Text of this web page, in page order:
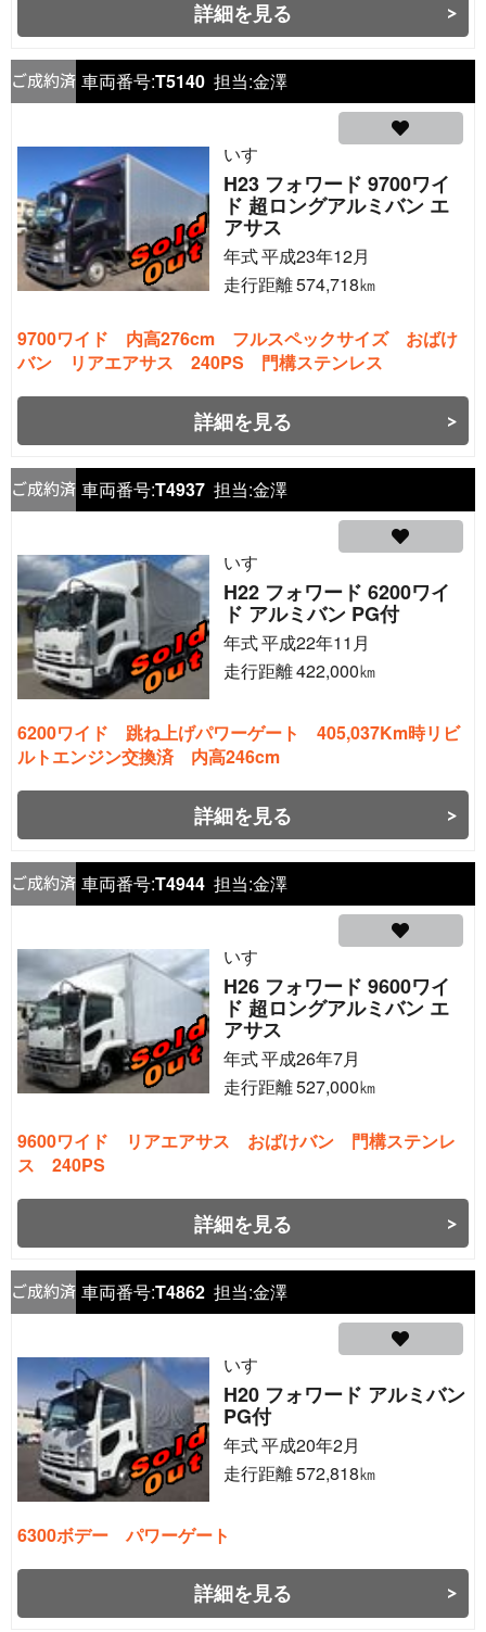
詳細を見る
車両番号:T5140 担当:金澤
いすゞ
H23 フォワード 9700ワイ
ド 超ロングアルミバン エ
アサス
年式平成23年12月
走行距離574,718㎞
9700ワイド 内高276cm フルスペックサイズ おばけ
バン リアエアサス 240PS 門構ステンレス
詳細を見る
車両番号:T4937 担当:金澤
いすゞ
H22 フォワード 6200ワイ
ド アルミバン PG付
年式平成22年11月
走行距離422,000㎞
6200ワイド 跳ね上げパワーゲート 405,037Km時リビ
ルトエンジン交換済 内高246cm
詳細を見る
車両番号:T4944 担当:金澤
いすゞ
H26 フォワード 9600ワイ
ド 超ロングアルミバン エ
アサス
年式平成26年7月
走行距離527,000㎞
9600ワイド リアエアサス おばけバン 門構ステンレ
ス 240PS
詳細を見る
車両番号:T4862 担当:金澤
いすゞ
H20 フォワード アルミバン
PG付
年式平成20年2月
走行距離572,818㎞
6300ボデー パワーゲート
詳細を見る